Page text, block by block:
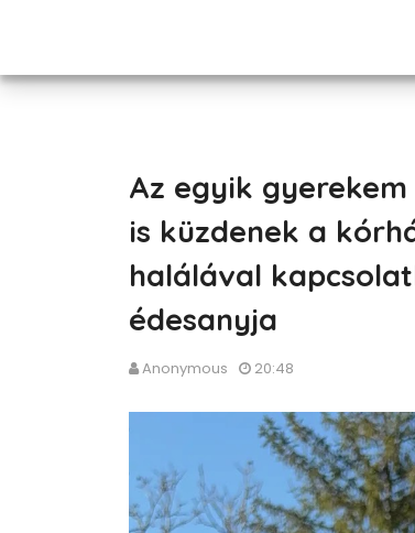
Az egyik
is küzdenek a
halálával
édesanyja
Anonymous 20:48